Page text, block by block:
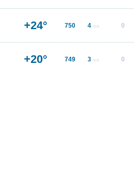
+24° 750 4 m/s 0
+20° 749 3 m/s 0